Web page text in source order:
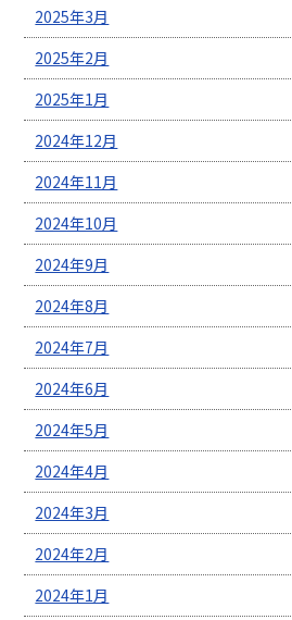
2025年3月
2025年2月
2025年1月
2024年12月
2024年11月
2024年10月
2024年9月
2024年8月
2024年7月
2024年6月
2024年5月
2024年4月
2024年3月
2024年2月
2024年1月